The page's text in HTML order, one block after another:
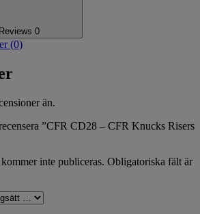
0
(0)
än.
”CFR CD28 – CFR Knucks Risers
inte publiceras. Obligatoriska fält är